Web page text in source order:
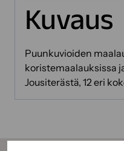
Kuvaus
Puunkuvioiden
koristemaalauksissa
Jousiterästä, 12 eri